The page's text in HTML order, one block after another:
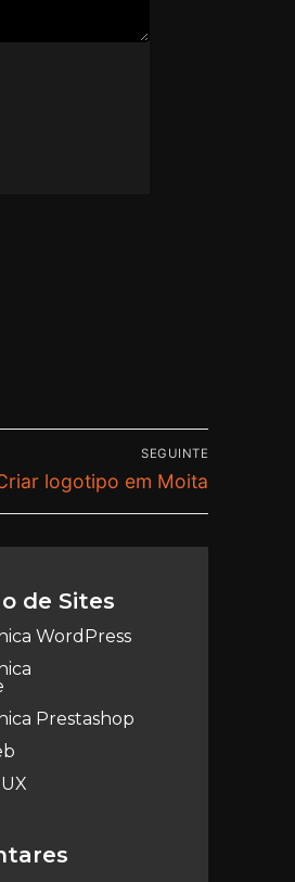
SEGUINTE
logotipo em Moita
de Sites
WordPress
Prestashop